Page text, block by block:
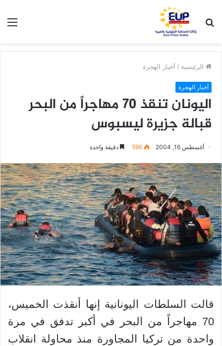
عن
الرئيسية / أخبار الهجرة
أخبار الهجرة
اليونان تنقذ 70 مهاجراً من البحر
قبالة جزيرة ليسبوس
أغسطس 16, 2004 596 دقيقة واحدة
قالت السلطات اليونانية إنها أنقذت الخميس،
70 مهاجراً من البحر في أكبر تدفق في مرة
واحدة من تركيا المجاورة منذ محاولة انقلاب